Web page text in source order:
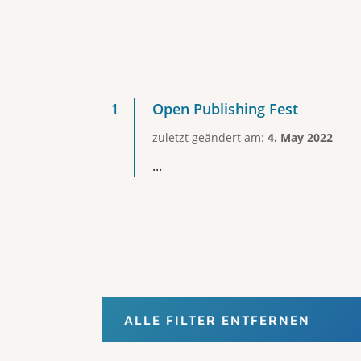
Open Publishing Fest
zuletzt geändert am: 4. May 2022
...
ALLE FILTER ENTFERNEN